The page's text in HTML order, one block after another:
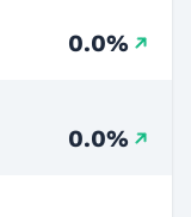
0.0%
0.0%